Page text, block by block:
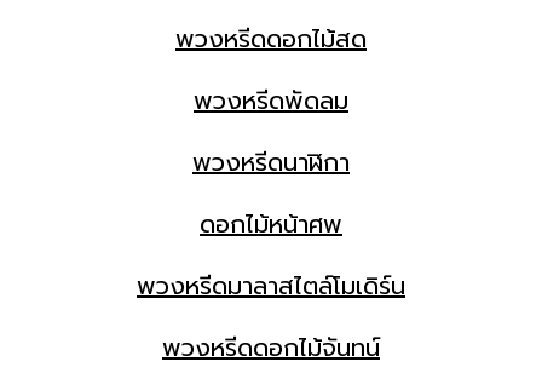
พวงหรีดดอกไม้สด
พวงหรีดพัดลม
พวงหรีดนาฬิกา
ดอกไม้หน้าศพ
พวงหรีดมาลาสไตล์โมเดิร์น
พวงหรีดดอกไม้จันทน์